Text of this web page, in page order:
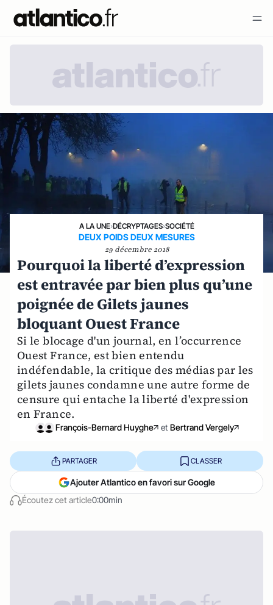
A LA UNE›DÉCRYPTAGES›SOCIÉTÉ
DEUX POIDS DEUX MESURES
29 décembre 2018
Pourquoi la liberté d’expression
est entravée par bien plus qu’une
poignée de Gilets jaunes
bloquant Ouest France
Si le blocage d'un journal, en l’occurrence
Ouest France, est bien entendu
indéfendable, la critique des médias par les
gilets jaunes condamne une autre forme de
censure qui entache la liberté d'expression
en France.
François-Bernard Huyghe et Bertrand Vergely
Écoutez cet article0:00min
PARTAGER CLASSER
Ajouter Atlantico en favori sur Google